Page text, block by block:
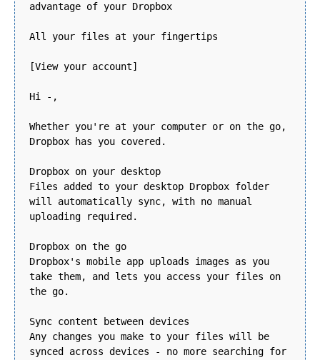
advantage of your Dropbox
All your files at your fingertips
[View your account]
Hi -,
Whether you're at your computer or on the go,
Dropbox has you covered.
Dropbox on your desktop
Files added to your desktop Dropbox folder
will automatically sync, with no manual
uploading required.
Dropbox on the go
Dropbox's mobile app uploads images as you
take them, and lets you access your files on
the go.
Sync content between devices
Any changes you make to your files will be
synced across devices - no more searching for